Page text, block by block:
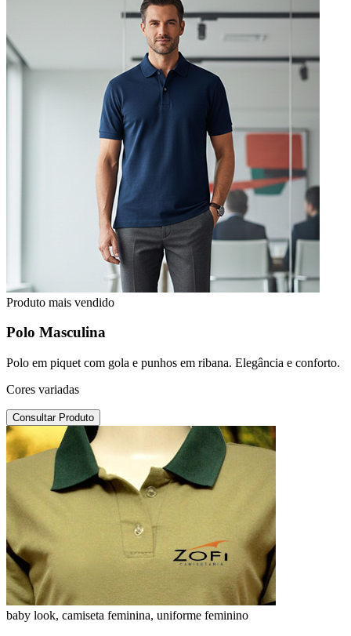
Produto mais vendido
Polo Masculina
Polo em piquet com gola e punhos em ribana. Elegância e conforto.
Cores variadas
Consultar Produto
baby look, camiseta feminina, uniforme feminino